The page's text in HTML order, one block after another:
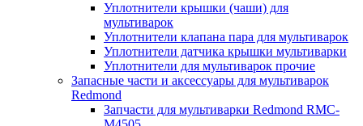
Уплотнители крышки (чаши) для
мультиварок
Уплотнители клапана пара для мультиварок
Уплотнители датчика крышки мультиварки
Уплотнители для мультиварок прочие
Запасные части и аксессуары для мультиварок
Redmond
Запчасти для мультиварки Redmond RMC-